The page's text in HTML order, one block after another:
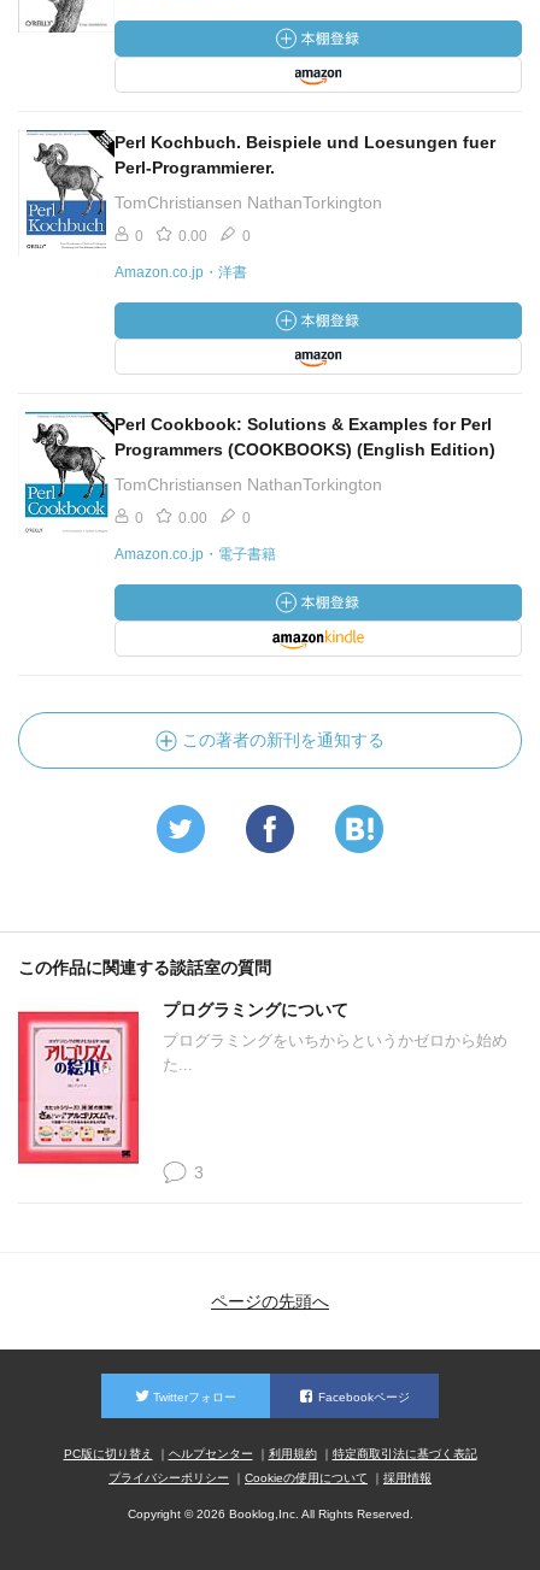
Perl Kochbuch. Beispiele und Loesungen fuer
Perl-Programmierer.
TomChristiansen NathanTorkington
0 0.00 0
Amazon.co.jp・洋書
Perl Cookbook: Solutions & Examples for Perl
Programmers (COOKBOOKS) (English Edition)
TomChristiansen NathanTorkington
0 0.00 0
Amazon.co.jp・電子書籍
この著者の新刊を通知する
この作品に関連する談話室の質問
プログラミングについて
プログラミングをいちからというかゼロから始め
た...
3
ページの先頭へ
Twitterフォロー Facebookページ
PC版に切り替え ヘルプセンター 利用規約
特定商取引法に基づく表記
プライバシーポリシー
Cookieの使用について 採用情報
Copyright © 2026 Booklog,Inc. All Rights Reserved.